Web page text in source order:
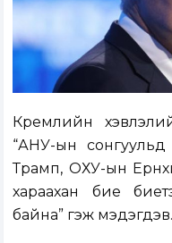
Кремлийн
“АНУ-ын сонгуульд
Трамп, ОХУ-ын
хараахан бие
байна” гэж мэдэгдэв.